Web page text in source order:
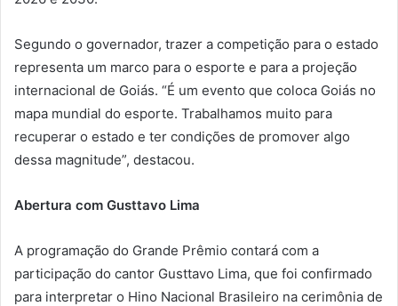
Segundo o governador, trazer a competição para o estado
representa um marco para o esporte e para a projeção
internacional de Goiás. “É um evento que coloca Goiás no
mapa mundial do esporte. Trabalhamos muito para
recuperar o estado e ter condições de promover algo
dessa magnitude”, destacou.
Abertura com Gusttavo Lima
A programação do Grande Prêmio contará com a
participação do cantor Gusttavo Lima, que foi confirmado
para interpretar o Hino Nacional Brasileiro na cerimônia de